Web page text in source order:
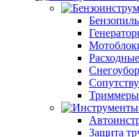
Триммеры
Защита